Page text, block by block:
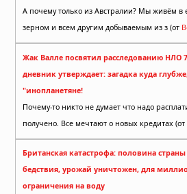
А почему только из Австралии? Мы живём в
зерном и всем другим добываемым из з (от
Жак Валле посвятил расследованию НЛО
дневник утверждает: загадка куда
"инопланетяне!
Почему-то никто не думает что надо
получено. Все мечтают о новых кредитах (от
Британская катастрофа: половина
бедствия, урожай уничтожен, для
ограничения на воду